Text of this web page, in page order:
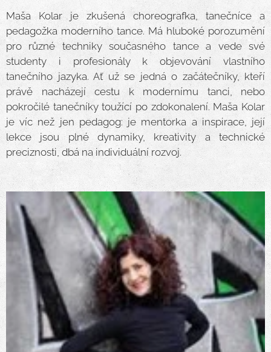
Maša Kolar je zkušená choreografka, tanečníce a
pedagožka moderního tance. Má hluboké porozumění
pro různé techniky současného tance a vede své
studenty i profesionály k objevování vlastního
tanečního jazyka. Ať už se jedná o začátečníky, kteří
právě nacházejí cestu k modernímu tanci, nebo
pokročilé tanečníky toužící po zdokonalení. Maša Kolar
je víc než jen pedagog: je mentorka a inspirace, její
lekce jsou plné dynamiky, kreativity a technické
preciznosti, dbá na individuální rozvoj.